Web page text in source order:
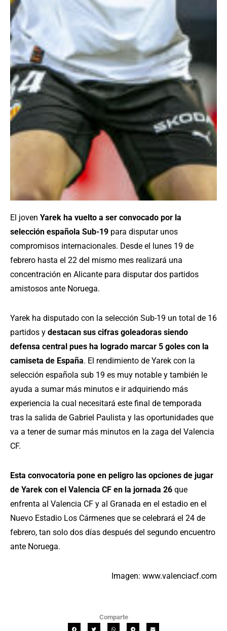
El joven Yarek ha vuelto a ser convocado por la
selección española Sub-19 para disputar unos
compromisos internacionales. Desde el lunes 19 de
febrero hasta el 22 del mismo mes realizará una
concentración en Alicante para disputar dos partidos
amistosos ante Noruega.
Yarek ha disputado con la selección Sub-19 un total de 16
partidos y destacan sus cifras goleadoras siendo
defensa central pues ha logrado marcar 5 goles con la
camiseta de España. El rendimiento de Yarek con la
selección española sub 19 es muy notable y también le
ayuda a sumar más minutos e ir adquiriendo más
experiencia la cual necesitará este final de temporada
tras la salida de Gabriel Paulista y las oportunidades que
va a tener de sumar más minutos en la zaga del Valencia
CF.
Esta convocatoria pone en peligro las opciones de jugar
de Yarek con el Valencia CF en la jornada 26 que
enfrenta al Valencia CF y al Granada en el estadio en el
Nuevo Estadio Los Cármenes que se celebrará el 24 de
febrero, tan solo dos días después del segundo encuentro
ante Noruega.
Imagen: www.valenciacf.com
Comparte